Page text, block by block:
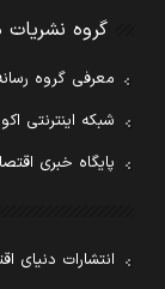
گروه نشریات
معرفی گروه
شبکه اینترنتی
پایگاه خبری
انتشارات دنیای